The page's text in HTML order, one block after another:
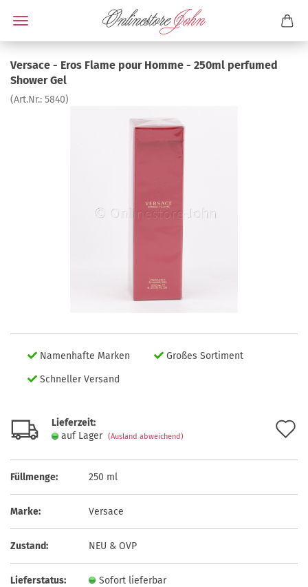
Versace - Eros Flame pour Homme - 250ml perfumed
Shower Gel
(Art.Nr.: 5840)
Namenhafte Marken
Großes Sortiment
Schneller Versand
Lieferzeit:
auf Lager (Ausland abweichend)
Füllmenge: 250 ml
Marke: Versace
Zustand: NEU & OVP
Lieferstatus: Sofort lieferbar